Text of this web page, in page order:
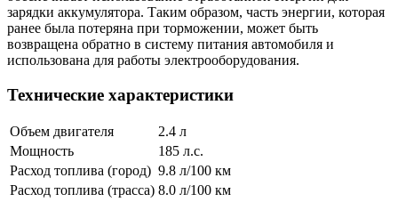
зарядки аккумулятора. Таким образом, часть энергии, которая
ранее была потеряна при торможении, может быть
возвращена обратно в систему питания автомобиля и
использована для работы электрооборудования.
Технические характеристики
Объем двигателя
2.4 л
Мощность
185 л.с.
Расход топлива (город) 9.8 л/100 км
Расход топлива (трасса) 8.0 л/100 км